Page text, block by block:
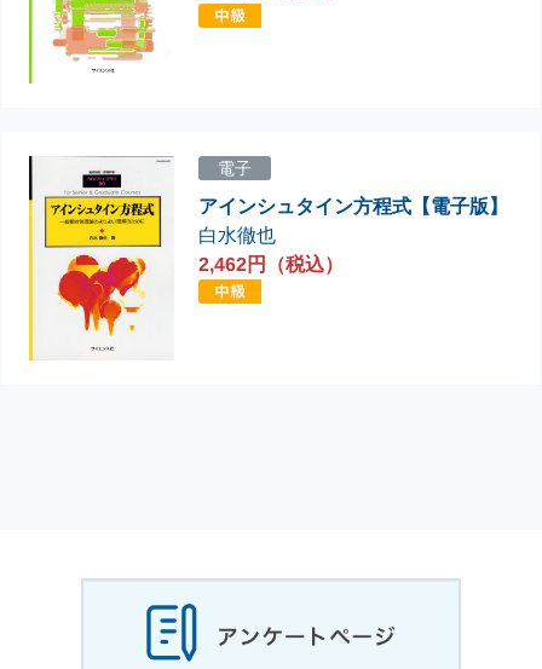
電子
アインシュタイン方程式【電子版】
白水徹也
2,462円（税込）